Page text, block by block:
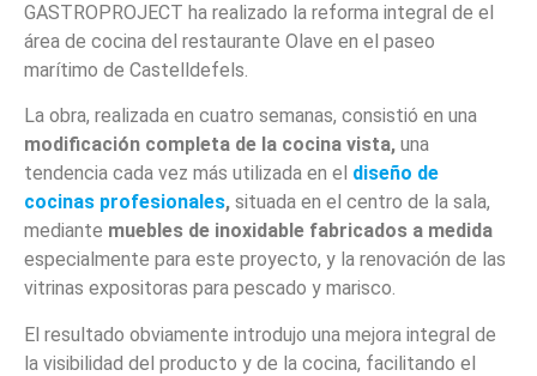
GASTROPROJECT ha realizado la reforma integral de el
área de cocina del restaurante Olave en el paseo
marítimo de Castelldefels.
La obra, realizada en cuatro semanas, consistió en una
modificación completa de la cocina vista, una
tendencia cada vez más utilizada en el diseño de
cocinas profesionales, situada en el centro de la sala,
mediante muebles de inoxidable fabricados a medida
especialmente para este proyecto, y la renovación de las
vitrinas expositoras para pescado y marisco.
El resultado obviamente introdujo una mejora integral de
la visibilidad del producto y de la cocina, facilitando el